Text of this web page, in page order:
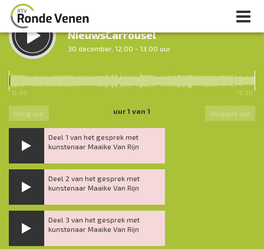
LUISTER TERUG:
NieuwsCarrousel
30 december, 12.00 - 13.00 uur
Ochtendronde
12.00 13.00
Vorig uur uur 1 van 1 Volgend uur
Deel 1 van het gesprek met
kunstenaar Maaike Van Rijn
Deel 2 van het gesprek met
kunstenaar Maaike Van Rijn
Deel 3 van het gesprek met
kunstenaar Maaike Van Rijn